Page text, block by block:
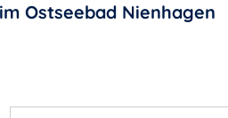
Ostseebad Nienhagen